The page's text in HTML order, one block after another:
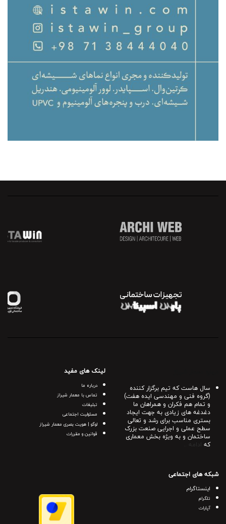
سال هاست که تیم برگزار کننده
(گروه فنی و مهندسی ایده هفت)
و تمام هم فکران و همراهان ما
دغدغه های زیادی به جهت ایجاد
بستری مناسب برای رشد و تعالی
سطح عملی و اجرایی صنعت بزرک
ساختمان و به ویژه بخش معماری
که
لینک های مفید
درباره ما
تماس با معمار شیراز
تبلیغات
مسئولیت اجتماعی
لوگو | هویت بصری معمار شیراز
قوانین و مقررات
شبکه های اجتماعی
اینستاگرام
تلگرام
آپارات